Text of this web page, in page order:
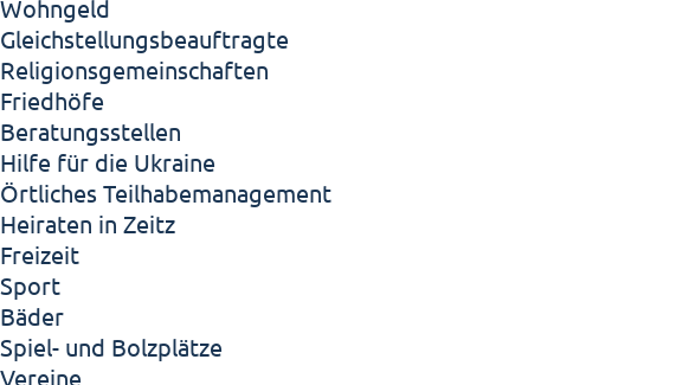
Wohngeld
Gleichstellungsbeauftragte
Religionsgemeinschaften
Friedhöfe
Beratungsstellen
Hilfe für die Ukraine
Örtliches Teilhabemanagement
Heiraten in Zeitz
Freizeit
Sport
Bäder
Spiel- und Bolzplätze
Vereine